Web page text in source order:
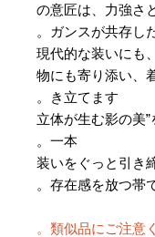
「ゼブラ」の意匠は、力強
ガンスが共存し
現代的な装いにも
物にも寄り添い、
き立てます。
“立体が生む影の美
一本。
装いをぐっと引き
存在感を放つ帯で
類似品にご注意く